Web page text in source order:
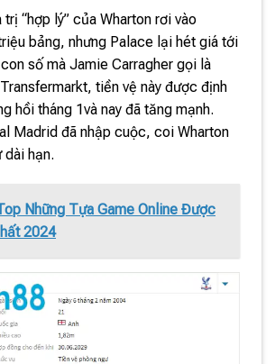
“hợp lý” của Wharton rơi vào
bảng, nhưng Palace lại hét giá tới
số mà Jamie Carragher gọi là
tiền vệ này được định
hồi tháng 1và nay đã tăng mạnh.
Madrid đã nhập cuộc, coi Wharton
dài hạn.
Những Tựa Game Online Được
2024